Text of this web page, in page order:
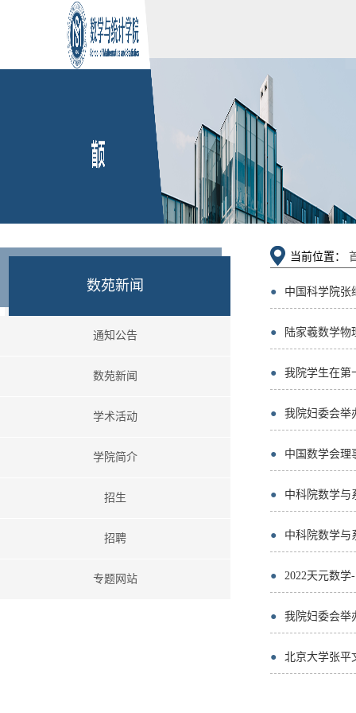
数苑新闻
通知公告
数苑新闻
学术活动
学院简介
招生
招聘
专题网站
当前位置：
● 中国科学院张
● 陆家羲数学物
● 我院学生在第
● 我院妇委会举
● 中国数学会理
● 中科院数学与
● 中科院数学与
● 2022天元数
● 我院妇委会举
● 北京大学张平